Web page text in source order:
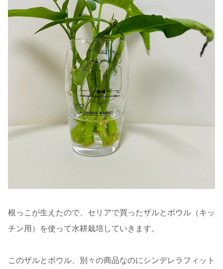
根っこが生えたので、セリアで買ったザルとボウル（キッ
チン用）を使って水耕栽培していきます。
このザルとボウル、別々の商品なのにシンデレラフィット